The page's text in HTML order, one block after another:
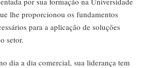
lhe proporcionou os fundamentos
para a aplicação de soluções
setor.
dia a dia comercial, sua liderança tem